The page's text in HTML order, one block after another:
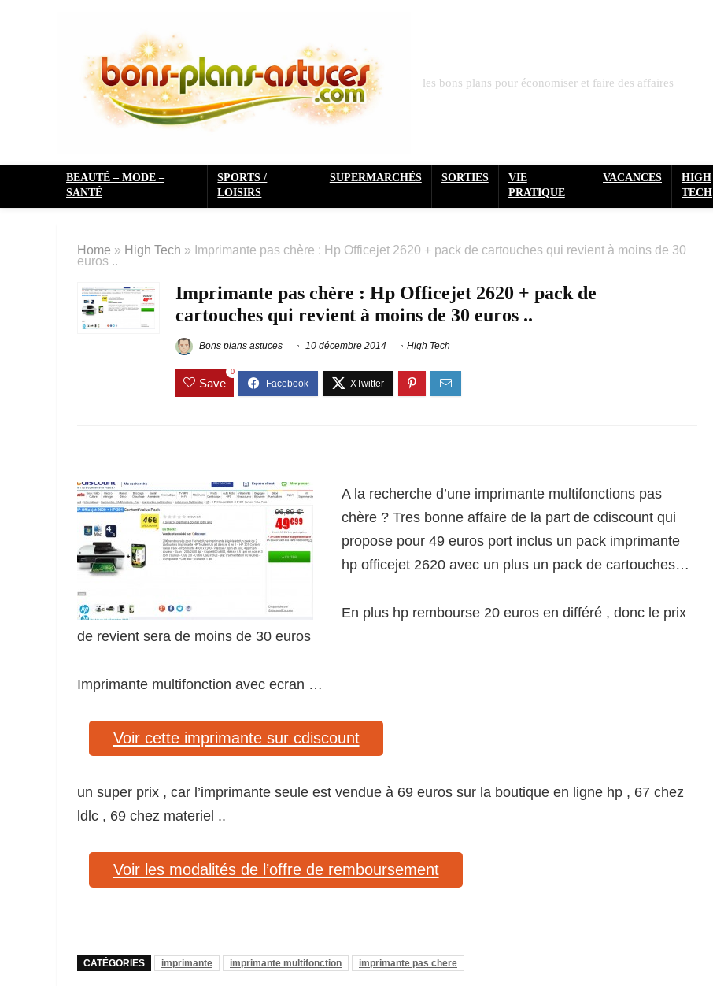
les bons plans pour économiser et faire des affaires
BEAUTÉ – MODE –
SANTÉ
SPORTS /
LOISIRS
SUPERMARCHÉS SORTIES
VIE
PRATIQUE
VACANCES
HIGH
TECH
Home » High Tech » Imprimante pas chère : Hp Officejet 2620 + pack de cartouches qui revient à moins de 30
euros ..
Imprimante pas chère : Hp Officejet 2620 + pack de
cartouches qui revient à moins de 30 euros ..
Bons plans astuces 10 décembre 2014 High Tech
Save
0
A la recherche d’une imprimante multifonctions pas
chère ? Tres bonne affaire de la part de cdiscount qui
propose pour 49 euros port inclus un pack imprimante
hp officejet 2620 avec un plus un pack de cartouches…
En plus hp rembourse 20 euros en différé , donc le prix
de revient sera de moins de 30 euros
Imprimante multifonction avec ecran …
Voir cette imprimante sur cdiscount
un super prix , car l’imprimante seule est vendue à 69 euros sur la boutique en ligne hp , 67 chez
ldlc , 69 chez materiel ..
Voir les modalités de l’offre de remboursement
CATÉGORIES imprimante imprimante multifonction imprimante pas chere